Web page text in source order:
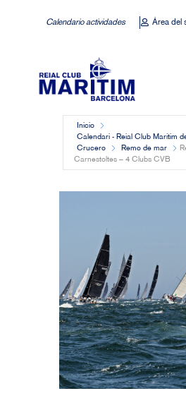
Calendario actividades Área del
Inicio
Calendari - Reial Club Marítim
Crucero
Remo de mar
Carnestoltes – 4 Clubs CVB